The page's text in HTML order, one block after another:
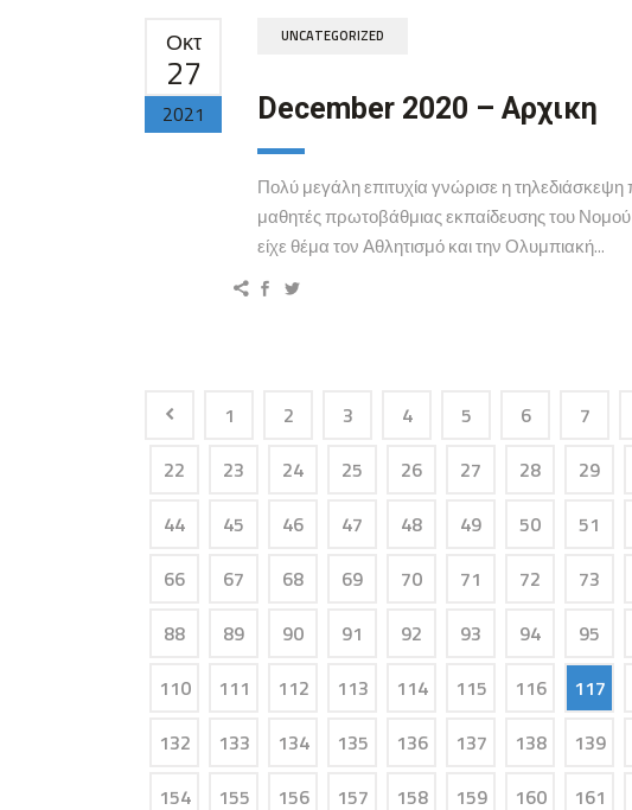
Οκτ
27
2021
UNCATEGORIZED
December 2020 – Αρχικη
Πολύ μεγάλη επιτυχία γνώρισε η
μαθητές πρωτοβάθμιας εκπαίδευσης του
είχε θέμα τον Αθλητισμό και την Ολυμπιακή...
1 2 3 4 5 6 7
22
23 24 25 26 27 28 29
44
45 46 47 48 49 50 51
66
67 68 69 70 71 72 73
88
89 90 91 92 93 94 95
110
111 112 113 114 115 116 117
132
133 134 135 136 137 138 139
154
155 156 157 158 159 160 161